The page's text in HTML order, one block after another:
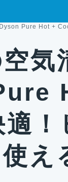
Pure Hot +
気
！
え